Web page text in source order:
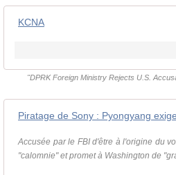
KCNA
"DPRK Foreign Ministry Rejects U.S.
Piratage de Sony : Pyongyang
Accusée par le FBI d'être à l'origine du
"calomnie" et promet à Washington de